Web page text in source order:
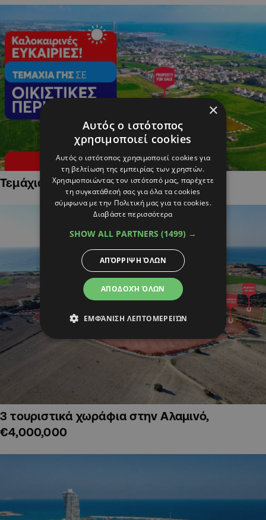
Τεμάχια Γης σε Οικιστικές Περιοχές
3 τουριστικά χωράφια στην Αλαμινό,
€4,000,000
×
Αυτός ο ιστότοπος
χρησιμοποιεί cookies
Αυτός ο ιστότοπος χρησιμοποιεί cookies για
τη βελτίωση της εμπειρίας των χρηστών.
Χρησιμοποιώντας τον ιστότοπό μας, παρέχετε
τη συγκατάθεσή σας για όλα τα cookies
σύμφωνα με την Πολιτική μας για τα cookies.
Διαβάστε περισσότερα
SHOW ALL PARTNERS (1499) →
ΑΠΟΔΟΧΉ ΌΛΩΝ
ΑΠΌΡΡΙΨΗ ΌΛΩΝ
ΕΜΦΆΝΙΣΗ ΛΕΠΤΟΜΕΡΕΙΏΝ